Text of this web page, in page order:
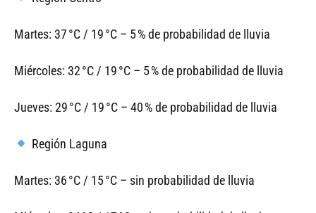
Martes: 37 °C / 19 °C – 5 % de probabilidad de lluvia
Miércoles: 32 °C / 19 °C – 5 % de probabilidad de lluvia
Jueves: 29 °C / 19 °C – 40 % de probabilidad de lluvia
Región Laguna
Martes: 36 °C / 15 °C – sin probabilidad de lluvia